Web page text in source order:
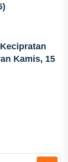
Kamis, 15